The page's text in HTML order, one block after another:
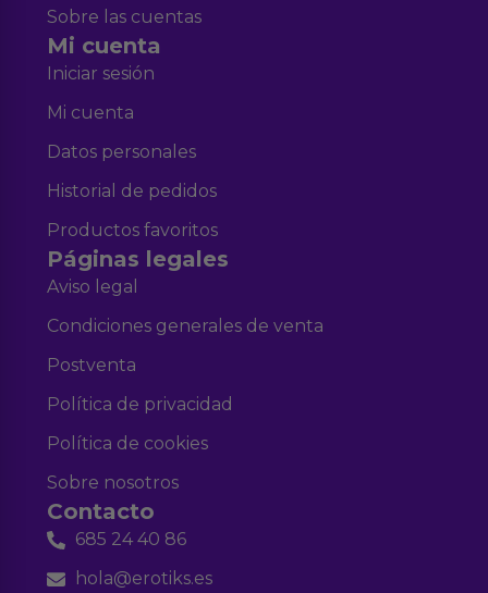
Sobre las cuentas
Mi cuenta
Iniciar sesión
Mi cuenta
Datos personales
Historial de pedidos
Productos favoritos
Páginas legales
Aviso legal
Condiciones generales de venta
Postventa
Política de privacidad
Política de cookies
Sobre nosotros
Contacto
685 24 40 86
hola@erotiks.es